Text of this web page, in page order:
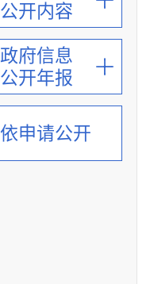
公开内容
政府信息
公开年报
依申请公开